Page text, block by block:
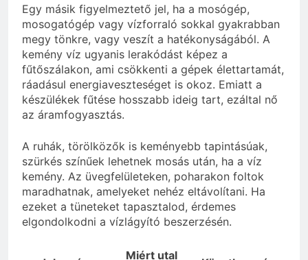
Egy másik figyelmeztető jel, ha a mosógép,
mosogatógép vagy vízforraló sokkal gyakrabban
megy tönkre, vagy veszít a hatékonyságából. A
kemény víz ugyanis lerakódást képez a
fűtőszálakon, ami csökkenti a gépek élettartamát,
ráadásul energiaveszteséget is okoz. Emiatt a
készülékek fűtése hosszabb ideig tart, ezáltal nő
az áramfogyasztás.
A ruhák, törölközők is keményebb tapintásúak,
szürkés színűek lehetnek mosás után, ha a víz
kemény. Az üvegfelületeken, poharakon foltok
maradhatnak, amelyeket nehéz eltávolítani. Ha
ezeket a tüneteket tapasztalod, érdemes
elgondolkodni a vízlágyító beszerzésén.
Miért utal